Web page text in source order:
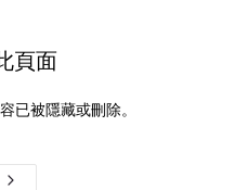
頁面
已被隱藏或刪除。